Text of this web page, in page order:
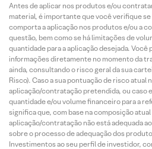
Antes de aplicar nos produtos e/ou
material, é importante que você verifique
comporta a aplicação nos produtos e/ou a
questão, bem como se há limitações de
quantidade para a aplicação desejada. Você
informações diretamente no momento da
ainda, consultando o risco geral da sua
Risco). Caso a sua pontuação de risco atual
aplicação/contratação pretendida, ou caso
quantidade e/ou volume financeiro para a
significa que, com base na composição
aplicação/contratação não está adequada
sobre o processo de adequação dos
Investimentos ao seu perfil de investidor,